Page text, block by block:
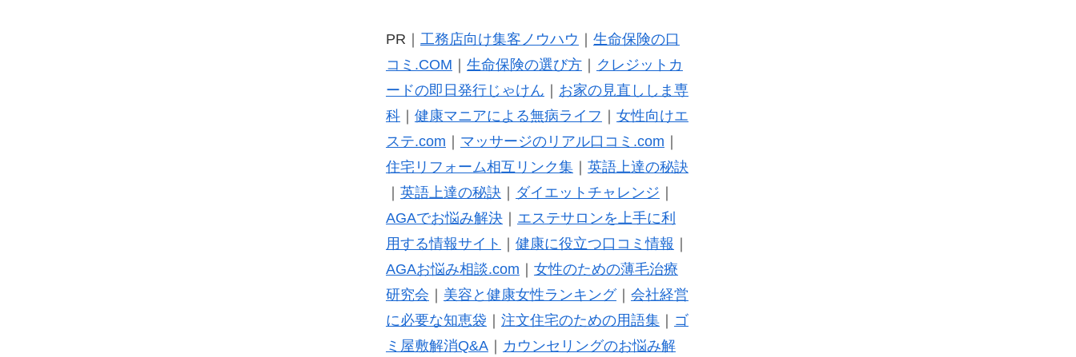
PR｜ 工務店向け集客ノウハウ
生命保険の口
コミ.COM
生命保険の選び方｜
クレジットカ
ードの即日発行じゃけん
お家の見直ししま専
科｜ 健康マニアによる無病ライフ
女性向けエ
ステ.com
マッサージのリアル口コミ.com
住宅リフォーム相互リンク集｜ 英語上達の秘訣
英語上達の秘訣 ダイエットチャレンジ
AGAでお悩み解決｜ エステサロンを上手に利
用する情報サイト
健康に役立つ口コミ情報
AGAお悩み相談.com
女性のための薄毛治療
研究会
美容と健康女性ランキング｜ 会社経営
に必要な知恵袋
注文住宅のための用語集｜
ゴ
ミ屋敷解消Q&A｜ カウンセリングのお悩み解